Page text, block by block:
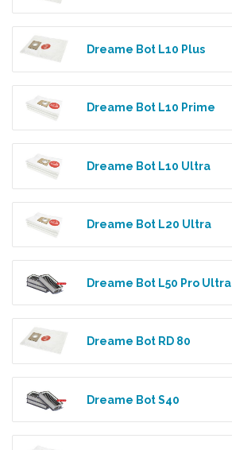
Dreame Bot L10 Plus
Dreame Bot L10 Prime
Dreame Bot L10 Ultra
Dreame Bot L20 Ultra
Dreame Bot L50 Pro Ultra
Dreame Bot RD 80
Dreame Bot S40